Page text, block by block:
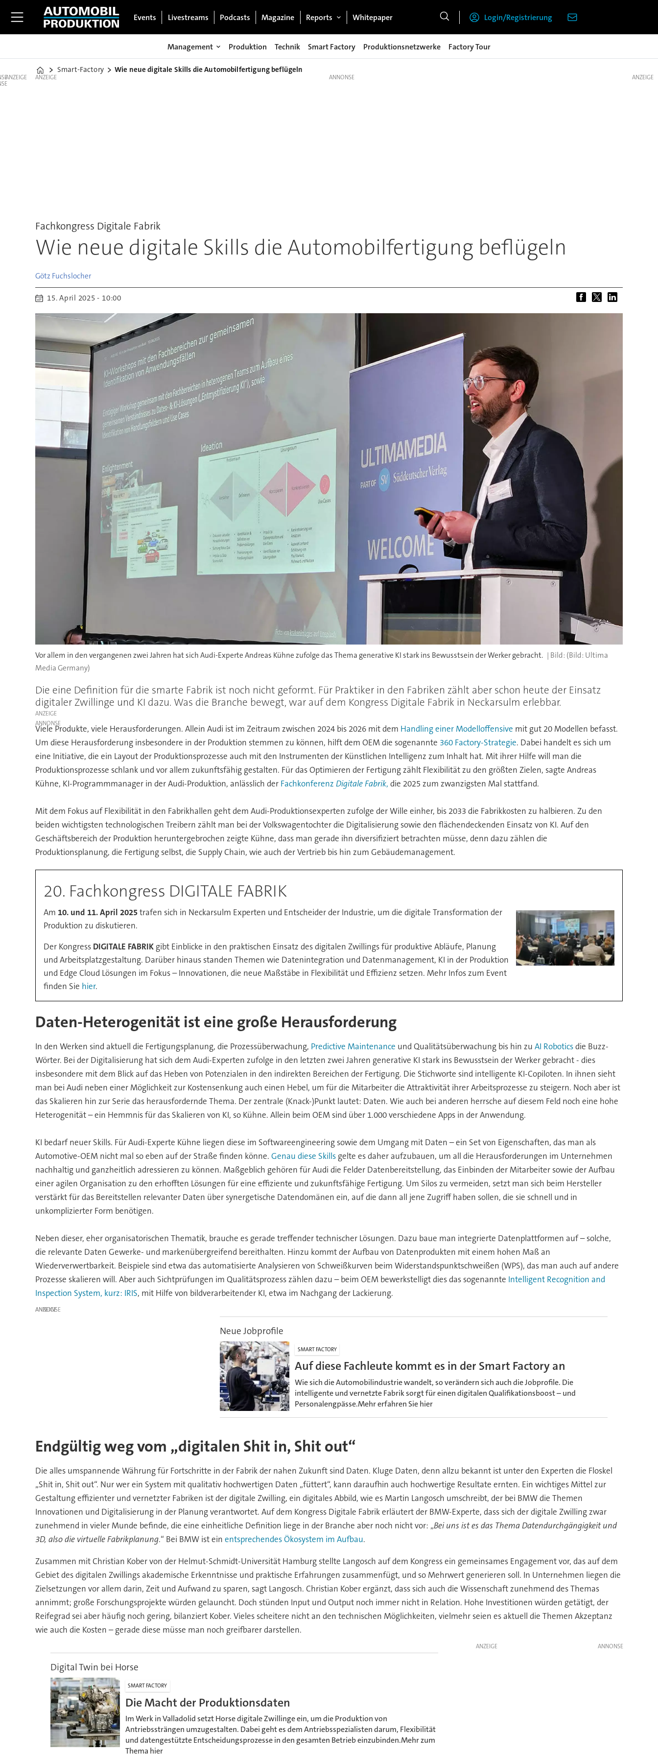
Events Livestreams Podcasts Magazine Reports Whitepaper Login/Registrierung
Management Produktion Technik Smart Factory Produktionsnetzwerke Factory Tour
Home
Smart-Factory Wie neue digitale Skills die Automobilfertigung beflügeln
ANZEIGE ANZEIGE
Fachkongress Digitale Fabrik
Wie neue digitale Skills die Automobilfertigung beflügeln
Götz Fuchslocher
15. April 2025 - 10:00
Vor allem in den vergangenen zwei Jahren hat sich Audi-Experte Andreas Kühne zufolge das Thema generative KI stark ins Bewusstsein der Werker gebracht.
(Bild: Ultima
Media Germany)
Die eine Definition für die smarte Fabrik ist noch nicht geformt. Für Praktiker in den Fabriken zählt aber schon heute der Einsatz
digitaler Zwillinge und KI dazu. Was die Branche bewegt, war auf dem Kongress Digitale Fabrik in Neckarsulm erlebbar.
ANZEIGE
Viele Produkte, viele Herausforderungen. Allein Audi ist im Zeitraum zwischen 2024 bis 2026 mit dem Handling einer Modelloffensive mit gut 20 Modellen befasst.
Um diese Herausforderung insbesondere in der Produktion stemmen zu können, hilft dem OEM die sogenannte 360 Factory-Strategie. Dabei handelt es sich um
eine Initiative, die ein Layout der Produktionsprozesse auch mit den Instrumenten der Künstlichen Intelligenz zum Inhalt hat. Mit ihrer Hilfe will man die
Produktionsprozesse schlank und vor allem zukunftsfähig gestalten. Für das Optimieren der Fertigung zählt Flexibilität zu den größten Zielen, sagte Andreas
Kühne, KI-Programmmanager in der Audi-Produktion, anlässlich der Fachkonferenz Digitale Fabrik, die 2025 zum zwanzigsten Mal stattfand.
Mit dem Fokus auf Flexibilität in den Fabrikhallen geht dem Audi-Produktionsexperten zufolge der Wille einher, bis 2033 die Fabrikkosten zu halbieren. Zu den
beiden wichtigsten technologischen Treibern zählt man bei der Volkswagentochter die Digitalisierung sowie den flächendeckenden Einsatz von KI. Auf den
Geschäftsbereich der Produktion heruntergebrochen zeigte Kühne, dass man gerade ihn diversifiziert betrachten müsse, denn dazu zählen die
Produktionsplanung, die Fertigung selbst, die Supply Chain, wie auch der Vertrieb bis hin zum Gebäudemanagement.
20. Fachkongress DIGITALE FABRIK
Am 10. und 11. April 2025trafen sich in Neckarsulm Experten und Entscheider der Industrie, um die digitale Transformation der
Produktion zu diskutieren.
Der Kongress DIGITALE FABRIK gibt Einblicke in den praktischen Einsatz des digitalen Zwillings für produktive Abläufe, Planung
und Arbeitsplatzgestaltung. Darüber hinaus standen Themen wie Datenintegration und Datenmanagement, KI in der Produktion
und Edge Cloud Lösungen im Fokus – Innovationen, die neue Maßstäbe in Flexibilität und Effizienz setzen. Mehr Infos zum Event
finden Sie hier.
Daten-Heterogenität ist eine große Herausforderung
In den Werken sind aktuell die Fertigungsplanung, die Prozessüberwachung, Predictive Maintenance und Qualitätsüberwachung bis hin zu AI Roboticsdie Buzz-
Wörter. Bei der Digitalisierung hat sich dem Audi-Experten zufolge in den letzten zwei Jahren generative KI stark ins Bewusstsein der Werker gebracht - dies
insbesondere mit dem Blick auf das Heben von Potenzialen in den indirekten Bereichen der Fertigung. Die Stichworte sind intelligente KI-Copiloten. In ihnen sieht
man bei Audi neben einer Möglichkeit zur Kostensenkung auch einen Hebel, um für die Mitarbeiter die Attraktivität ihrer Arbeitsprozesse zu steigern. Noch aber ist
das Skalieren hin zur Serie das herausfordernde Thema. Der zentrale (Knack-)Punkt lautet: Daten. Wie auch bei anderen herrsche auf diesem Feld noch eine hohe
Heterogenität – ein Hemmnis für das Skalieren von KI, so Kühne. Allein beim OEM sind über 1.000 verschiedene Apps in der Anwendung.
KI bedarf neuer Skills. Für Audi-Experte Kühne liegen diese im Softwareengineering sowie dem Umgang mit Daten – ein Set von Eigenschaften, das man als
Automotive-OEM nicht mal so eben auf der Straße finden könne. Genau diese Skillsgelte es daher aufzubauen, um all die Herausforderungen im Unternehmen
nachhaltig und ganzheitlich adressieren zu können. Maßgeblich gehören für Audi die Felder Datenbereitstellung, das Einbinden der Mitarbeiter sowie der Aufbau
einer agilen Organisation zu den erhofften Lösungen für eine effiziente und zukunftsfähige Fertigung. Um Silos zu vermeiden, setzt man sich beim Hersteller
verstärkt für das Bereitstellen relevanter Daten über synergetische Datendomänen ein, auf die dann all jene Zugriff haben sollen, die sie schnell und in
unkomplizierter Form benötigen.
Neben dieser, eher organisatorischen Thematik, brauche es gerade treffender technischer Lösungen. Dazu baue man integrierte Datenplattformen auf – solche,
die relevante Daten Gewerke- und markenübergreifend bereithalten. Hinzu kommt der Aufbau von Datenprodukten mit einem hohen Maß an
Wiederverwertbarkeit. Beispiele sind etwa das automatisierte Analysieren von Schweißkurven beim Widerstandspunktschweißen (WPS), das man auch auf andere
Prozesse skalieren will. Aber auch Sichtprüfungen im Qualitätsprozess zählen dazu – beim OEM bewerkstelligt dies das sogenannte Intelligent Recognition and
Inspection System, kurz: IRIS, mit Hilfe von bildverarbeitender KI, etwa im Nachgang der Lackierung.
ANZEIGE
Neue Jobprofile
SMART FACTORY
Auf diese Fachleute kommt es in der Smart Factory an
Wie sich die Automobilindustrie wandelt, so verändern sich auch die Jobprofile. Die
intelligente und vernetzte Fabrik sorgt für einen digitalen Qualifikationsboost – und
Personalengpässe.Mehr erfahren Sie hier
Endgültig weg vom „digitalen Shit in, Shit out“
Die alles umspannende Währung für Fortschritte in der Fabrik der nahen Zukunft sind Daten. Kluge Daten, denn allzu bekannt ist unter den Experten die Floskel
„Shit in, Shit out“. Nur wer ein System mit qualitativ hochwertigen Daten „füttert“, kann daraufhin auch hochwertige Resultate ernten. Ein wichtiges Mittel zur
Gestaltung effizienter und vernetzter Fabriken ist der digitale Zwilling, ein digitales Abbild, wie es Martin Langosch umschreibt, der bei BMW die Themen
Innovationen und Digitalisierung in der Planung verantwortet. Auf dem Kongress Digitale Fabrik erläutert der BMW-Experte, dass sich der digitale Zwilling zwar
zunehmend in vieler Munde befinde, die eine einheitliche Definition liege in der Branche aber noch nicht vor: „Bei uns ist es das Thema Datendurchgängigkeit und
3D, also die virtuelle Fabrikplanung.“ Bei BMW ist ein entsprechendes Ökosystem im Aufbau.
Zusammen mit Christian Kober von der Helmut-Schmidt-Universität Hamburg stellte Langosch auf dem Kongress ein gemeinsames Engagement vor, das auf dem
Gebiet des digitalen Zwillings akademische Erkenntnisse und praktische Erfahrungen zusammenfügt, und so Mehrwert generieren soll. In Unternehmen liegen die
Zielsetzungen vor allem darin, Zeit und Aufwand zu sparen, sagt Langosch. Christian Kober ergänzt, dass sich auch die Wissenschaft zunehmend des Themas
annimmt; große Forschungsprojekte würden gelauncht. Doch stünden Input und Output noch immer nicht in Relation. Hohe Investitionen würden getätigt, der
Reifegrad sei aber häufig noch gering, bilanziert Kober. Vieles scheitere nicht an den technischen Möglichkeiten, vielmehr seien es aktuell die Themen Akzeptanz
wie auch die Kosten – gerade diese müsse man noch greifbarer darstellen.
ANZEIGE
Digital Twin bei Horse
SMART FACTORY
Die Macht der Produktionsdaten
Im Werk in Valladolid setzt Horse digitale Zwillinge ein, um die Produktion von
Antriebssträngen umzugestalten. Dabei geht es dem Antriebsspezialisten darum, Flexibilität
und datengestützte Entscheidungsprozesse in den gesamten Betrieb einzubinden.Mehr zum
Thema hier
ANZEIGE